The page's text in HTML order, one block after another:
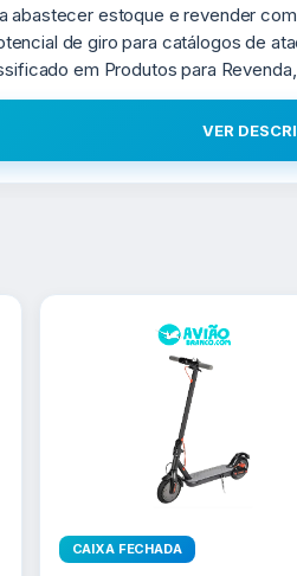
abastecer estoque e revender
de giro para catálogos de
em Produtos para
VER
CAIXA FECHADA